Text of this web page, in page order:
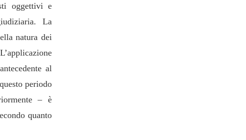
oggettivi e
La
natura dei
al
periodo
– è
quanto